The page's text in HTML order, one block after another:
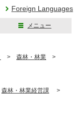
Foreign Languages
メニュー
> 森林・林業 >
森林・林業経営課 >